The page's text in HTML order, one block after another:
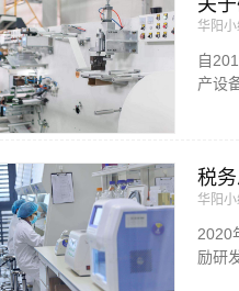
华阳小
自
产设
税
华阳小
2020
励研